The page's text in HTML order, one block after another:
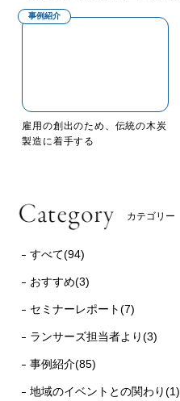
事例紹介
雇用の創出のため、伝統の木炭
製造に着手する
カテゴリー
すべて(94)
おすすめ(3)
セミナーレポート(7)
ランサーズ担当者より(3)
事例紹介(85)
地域のイベントとの関わり(1)